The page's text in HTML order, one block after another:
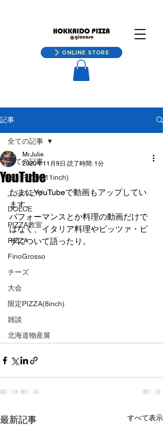
ONLINE STORE
記事
全ての記事
限定PIZZA(11inch)
ふらのピザ
DOLCE
PIZZA教室
PIZZA
FinoGrosso
チーズ
大会
限定PIZZA(8inch)
雑談
北海道物産展
全ての記事
YouTube
Mr.Julie
2020年11月9日 読了時間: 1分
たまにYouTubeで動画もアップしてい
ます。
パフォーマンスとか料理の動画だけで
はなく、イタリア料理やピッツァ・ピ
ザについて語ったり。
最新記事 すべて表示